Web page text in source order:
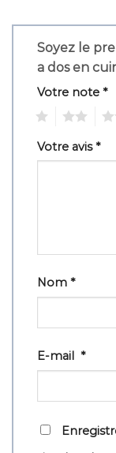
Soyez le
a dos en
Votre note *
Votre avis*
Nom *
E-mail *